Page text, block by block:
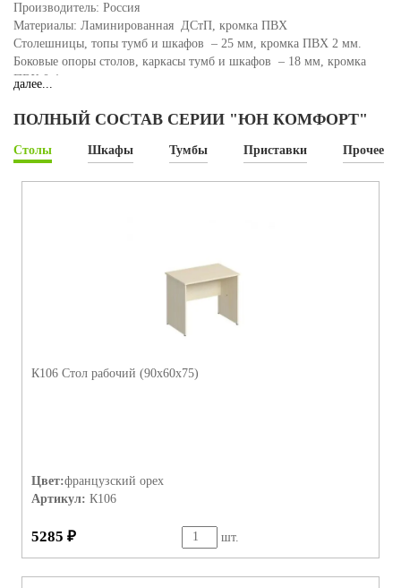
Производитель: Россия
Материалы: Ламинированная ДСтП, кромка ПВХ
Столешницы, топы тумб и шкафов – 25 мм, кромка ПВХ 2 мм.
Боковые опоры столов, каркасы тумб и шкафов – 18 мм, кромка
ПВХ 0,4 мм.
Особенности:
Широкий модельный ряд письменных и эргономичных столов
Три линейки шкафов высотой 200 см, 123 см и 84 см
далее...
ПОЛНЫЙ СОСТАВ СЕРИИ "ЮН КОМФОРТ"
Столы Шкафы Тумбы Приставки Прочее
К106 Стол рабочий (90х60х75)
Цвет:французский орех
Артикул: К106
5285 ₽ шт.